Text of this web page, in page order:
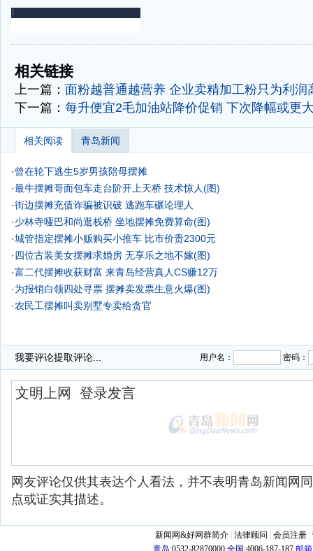
-
相关链接
上一篇： 面粉越普通越营养 企业卖精加工粉只为利润
下一篇： 每升便宜2毛加油站降价促销 下次降幅或更
相关阅读 青岛新闻
·曾在轮下逃生5岁男孩陪母摆摊
·最牛摆摊哥面包车走台阶开上天桥 技术惊人(图)
·街边摆摊充值诈骗被识破 逃跑车碾论理人
·少林寺哑巴和尚逛栈桥 坐地摆摊免费算命(图)
·城管指定摆摊小贩购买小推车 比市价贵2300元
·四位古装美女摆摊求婚房 无享乐之地不嫁(图)
·富二代摆摊收获财富 来青岛经营真人CS赚12万
·为报销白领四处寻票 摆摊卖发票生意火爆(图)
·农民工摆摊叫卖别墅专卖给贪官
我要评论提取评论... 用户名： 密码：
网友评论仅供其表达个人看法，并不表明青岛新闻网
点或证实其描述。